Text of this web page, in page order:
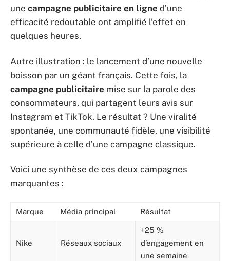
une campagne publicitaire en ligne d’une
efficacité redoutable ont amplifié l’effet en
quelques heures.
Autre illustration : le lancement d’une nouvelle
boisson par un géant français. Cette fois, la
campagne publicitaire mise sur la parole des
consommateurs, qui partagent leurs avis sur
Instagram et TikTok. Le résultat ? Une viralité
spontanée, une communauté fidèle, une visibilité
supérieure à celle d’une campagne classique.
Voici une synthèse de ces deux campagnes
marquantes :
Marque Média principal Résultat
Nike Réseaux sociaux
+25 %
d’engagement en
une semaine